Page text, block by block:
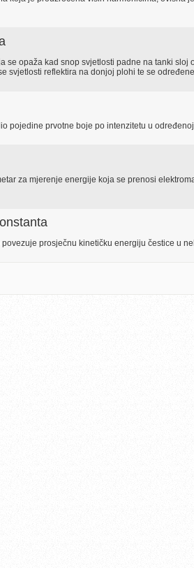
se opaža kad snop svjetlosti padne na tanki sloj
svjetlosti reflektira na donjoj plohi te se
pojedine prvotne boje po intenzitetu u
za mjerenje energije koja se prenosi
prosječnu kinetičku energiju čestice u